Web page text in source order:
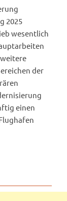
2025
wesentlich
der
einen